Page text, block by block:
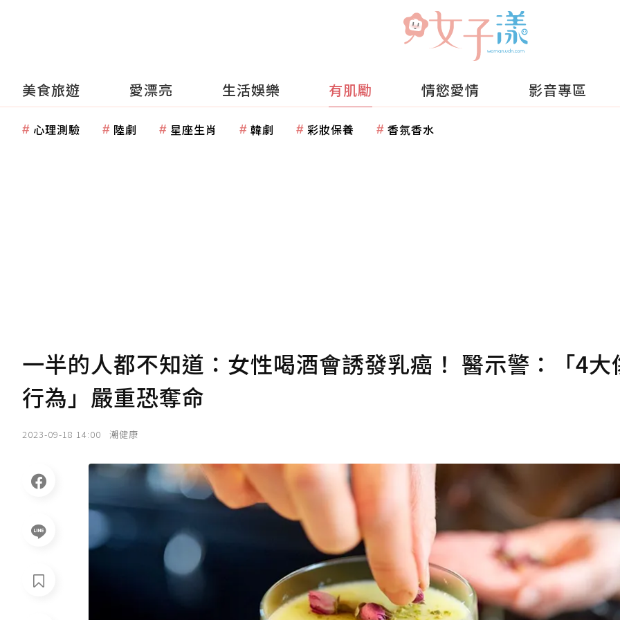
美食旅遊 愛漂亮 生活娛樂 有肌勵 情慾愛情 影音專區
心理測驗 陸劇 星座生肖 韓劇 彩妝保養 香氛香水
一半的人都不知道：女性喝酒會誘發乳癌！ 醫示警：「4大
行為」嚴重恐奪命
2023-09-18 14:00 潮健康